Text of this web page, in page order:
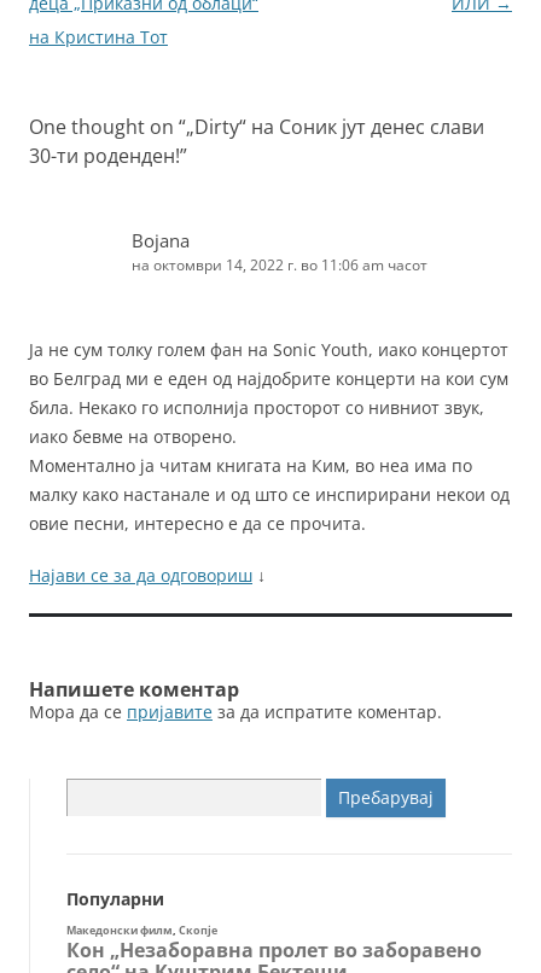
k
написи
на Кристина Тот
One thought on “„Dirty“ на Соник јут денес слави
30-ти роденден!”
Bojana
на октомври 14, 2022 г. во 11:06 am часот
Ја не сум толку голем фан на Sonic Youth, иако концертот
во Белград ми е еден од најдобрите концерти на кои сум
била. Некако го исполнија просторот со нивниот звук,
иако бевме на отворено.
Моментално ја читам книгата на Ким, во неа има по
малку како настанале и од што се инспирирани некои од
овие песни, интересно е да се прочита.
Најави се за да одговориш ↓
Напишете коментар
Мора да се пријавите за да испратите коментар.
за:
Популарни